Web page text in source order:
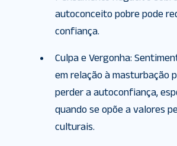
autoconceito pobre pode
confiança.
Culpa e Vergonha:
em relação à masturbação
perder a autoconfiança,
quando se opõe a valores
culturais.